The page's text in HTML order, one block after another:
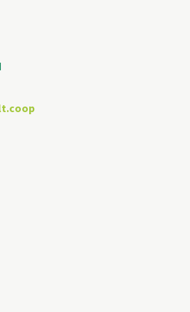
www.facebook.com/
https://www.instagram.com/